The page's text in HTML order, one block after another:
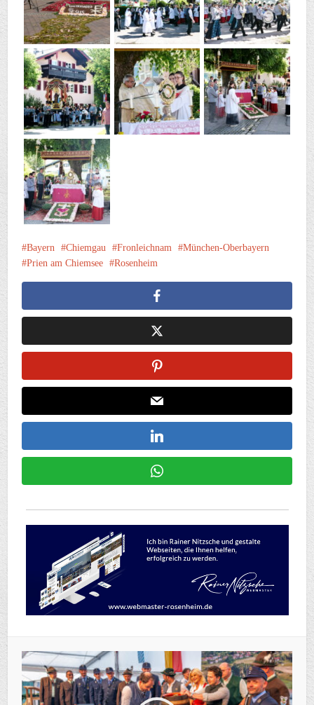
Bayern Chiemgau Fronleichnam
München-Oberbayern
Prien am Chiemsee
Rosenheim